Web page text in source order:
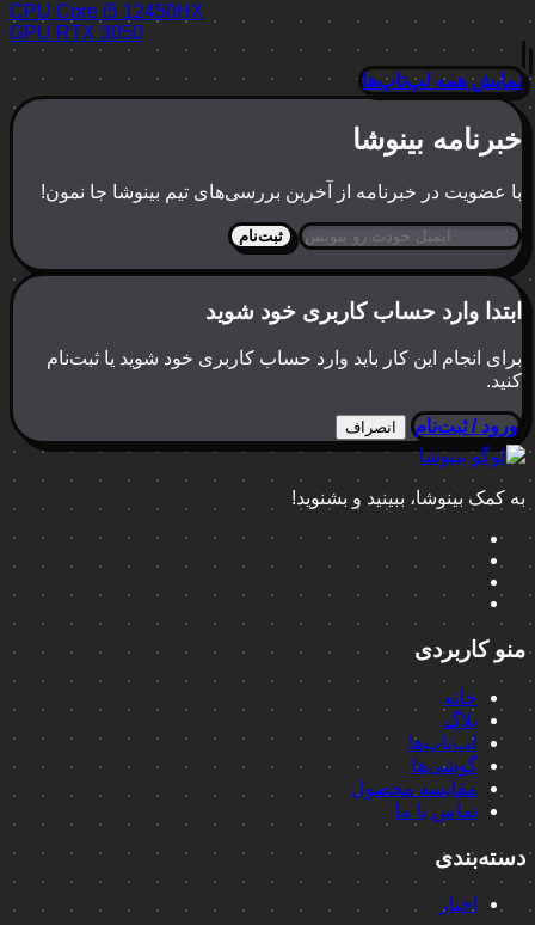
CPU Core i5 12450HX
GPU RTX 3050
نمایش همه لپ‌تاپ‌ها
خبرنامه بینوشا
با عضویت در خبرنامه از آخرین بررسی‌های تیم بینوشا جا نمون!
ثبت‌نام
ابتدا وارد حساب کاربری خود شوید
برای انجام این کار باید وارد حساب کاربری خود شوید یا ثبت‌نام
کنید.
ورود / ثبت‌نام انصراف
به کمک بینوشا، ببینید و بشنوید!
منو کاربردی
خانه
بلاگ
لپ‌تاپ‌ها
گوشی‌ها
مقایسه محصول
تماس با ما
دسته‌بندی
اخبار